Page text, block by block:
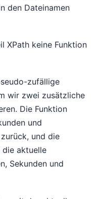
den Dateinamen
XPath keine Funktion
zufällige
wir zwei zusätzliche
Die Funktion
und
und die
aktuelle
Sekunden und